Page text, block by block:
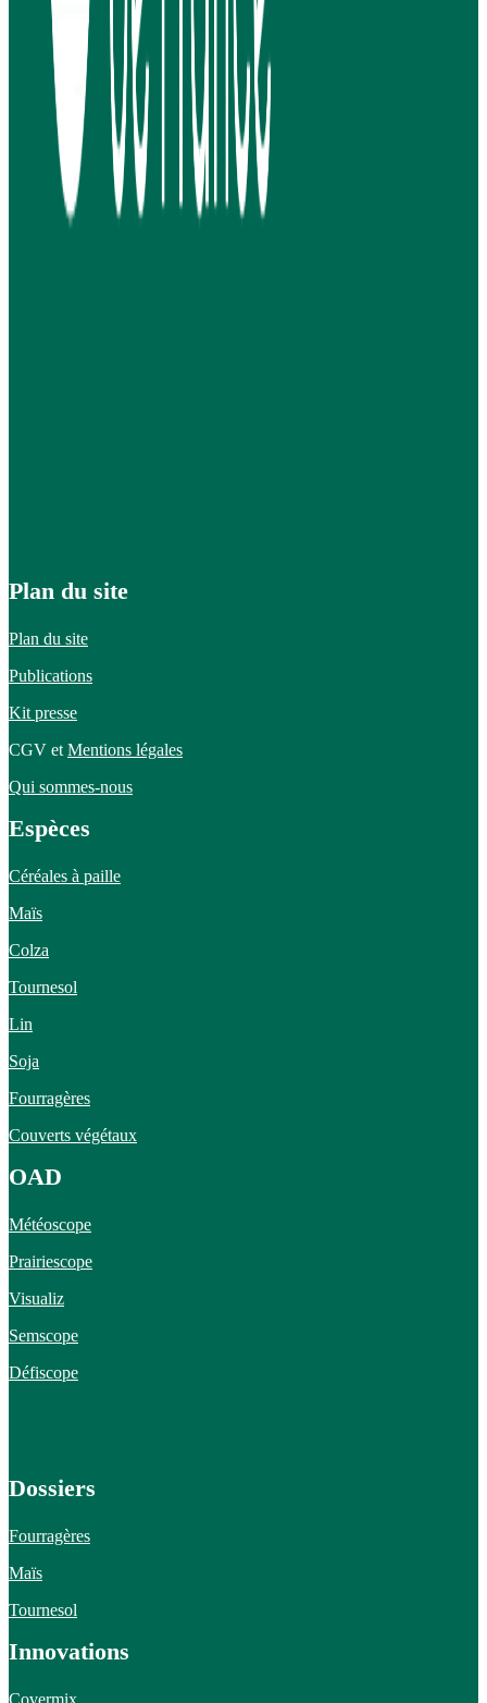
Plan du site
Plan du site
Publications
Kit presse
CGV et Mentions légales
Qui sommes-nous
Espèces
Céréales à paille
Maïs
Colza
Tournesol
Lin
Soja
Fourragères
Couverts végétaux
OAD
Météoscope
Prairiescope
Visualiz
Semscope
Défiscope
Dossiers
Fourragères
Maïs
Tournesol
Innovations
Covermix